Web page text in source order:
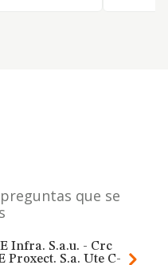
que se
Infra. S.a.u. - Crc
Proxect. S.a. Ute C-